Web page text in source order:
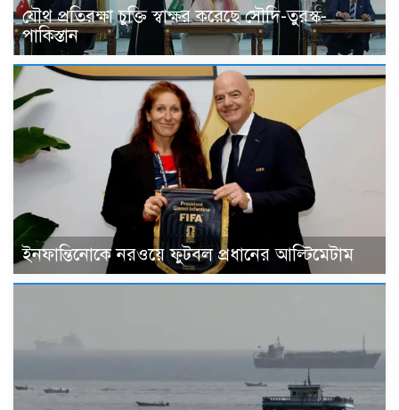
যৌথ প্রতিরক্ষা চুক্তি স্বাক্ষর করেছে সৌদি-তুরস্ক-
পাকিস্তান
ইনফান্তিনোকে নরওয়ে ফুটবল প্রধানের আল্টিমেটাম